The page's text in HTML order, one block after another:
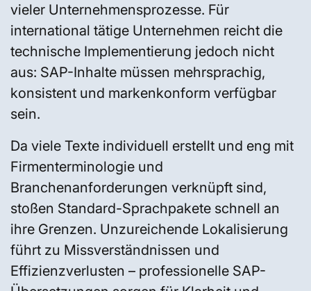
vieler Unternehmensprozesse. Für
international tätige Unternehmen reicht die
technische Implementierung jedoch nicht
aus: SAP-Inhalte müssen mehrsprachig,
konsistent und markenkonform verfügbar
sein.
Da viele Texte individuell erstellt und eng mit
Firmenterminologie und
Branchenanforderungen verknüpft sind,
stoßen Standard-Sprachpakete schnell an
ihre Grenzen. Unzureichende Lokalisierung
führt zu Missverständnissen und
Effizienzverlusten – professionelle SAP-